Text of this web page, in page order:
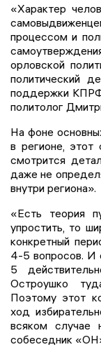
«Характер
процессом и
орловской
политический
поддержки
политолог
На фоне
в регионе, этот
смотрится
даже не
внутри региона».
«Есть теория
упростить, то
конкретный
4-5 вопросов. И
5
Остроушко
Поэтому этот
ход
всяком случае
собеседник